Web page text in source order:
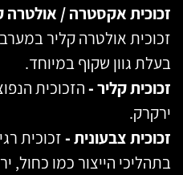
זכוכית אקסטרה / אולטרה
זכוכית אולטרה קליר
בעלת גוון שקוף במיוחד.
זכוכית קליר -הזכוכית
ירקרק.
זכוכית צבעונית -זכוכית
בתהליכי הייצור כמו כחול,